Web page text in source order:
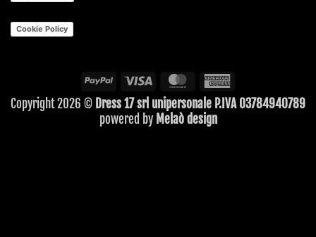
Cookie Policy
PayPal Visa MasterCard
Express
Copyright 2026 © Dress 17 srl unipersonale P.IVA 03784940789
powered by Melaò design